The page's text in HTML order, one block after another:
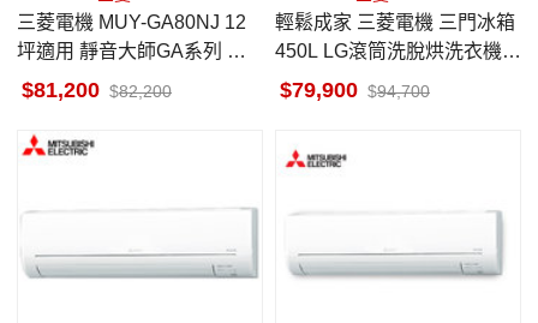
三菱電機 MUY-GA80NJ 12
坪適用 靜音大師GA系列 冷
專 空調 MSY-GA80NJ
81,200 82,200
輕鬆成家 三菱電機 三門冰箱
450L LG滾筒洗脫烘洗衣機 1
5公斤 伊萊克斯 手持吸塵器
79,900 94,700